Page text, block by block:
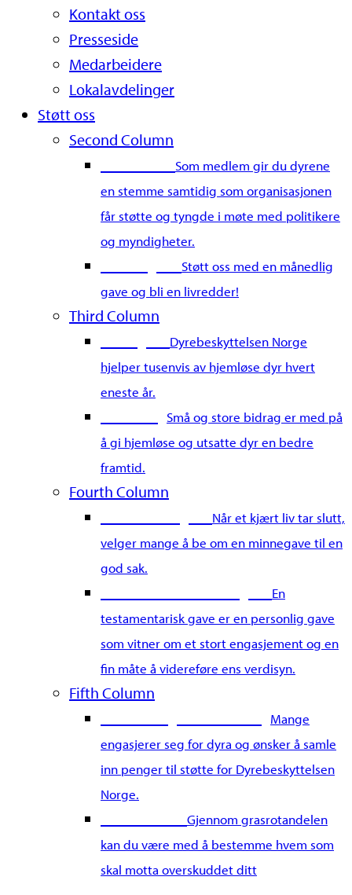
Kontakt oss
Presseside
Medarbeidere
Lokalavdelinger
Støtt oss
Second Column
Som medlem gir du dyrene
en stemme samtidig som organisasjonen
får støtte og tyngde i møte med politikere
og myndigheter.
Støtt oss med en månedlig
gave og bli en livredder!
Third Column
Dyrebeskyttelsen Norge
hjelper tusenvis av hjemløse dyr hvert
eneste år.
Små og store bidrag er med på
å gi hjemløse og utsatte dyr en bedre
framtid.
Fourth Column
Når et kjært liv tar slutt,
velger mange å be om en minnegave til en
god sak.
En
testamentarisk gave er en personlig gave
som vitner om et stort engasjement og en
fin måte å videreføre ens verdisyn.
Fifth Column
Mange
engasjerer seg for dyra og ønsker å samle
inn penger til støtte for Dyrebeskyttelsen
Norge.
Gjennom grasrotandelen
kan du være med å bestemme hvem som
skal motta overskuddet ditt